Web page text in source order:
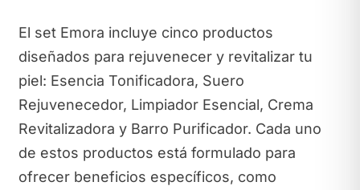
El set Emora incluye cinco productos
diseñados para rejuvenecer y revitalizar tu
piel: Esencia Tonificadora, Suero
Rejuvenecedor, Limpiador Esencial, Crema
Revitalizadora y Barro Purificador. Cada uno
de estos productos está formulado para
ofrecer beneficios específicos, como